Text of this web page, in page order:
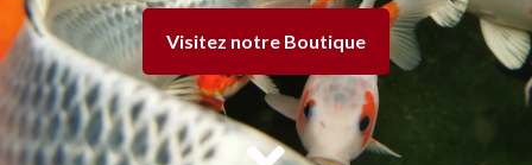
Visitez notre Boutique